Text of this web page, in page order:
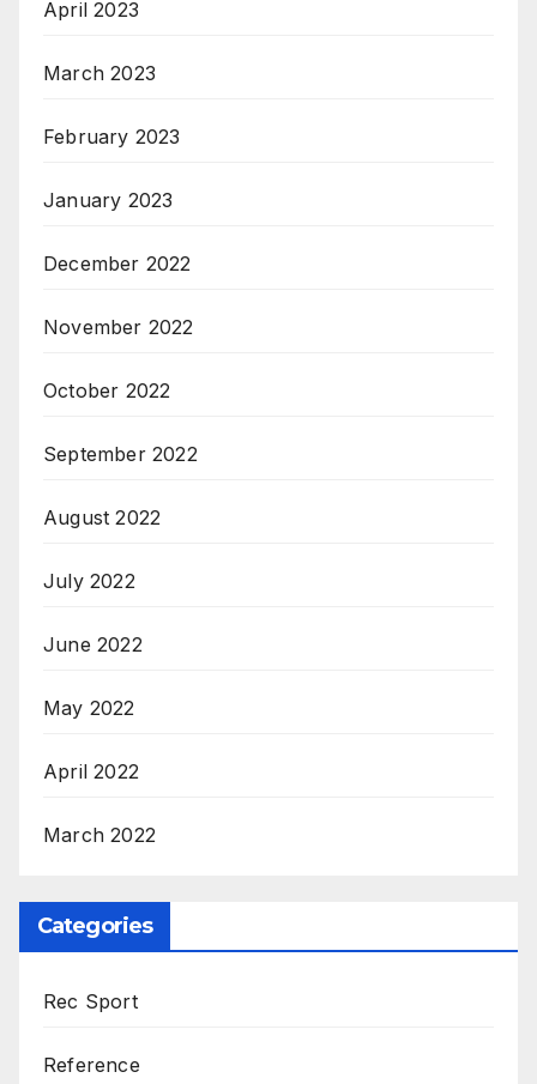
April 2023
March 2023
February 2023
January 2023
December 2022
November 2022
October 2022
September 2022
August 2022
July 2022
June 2022
May 2022
April 2022
March 2022
Categories
Rec Sport
Reference